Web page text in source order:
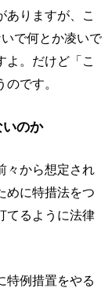
ありますが、こ
で何とか凌いで
よ。だけど「こ
です。
いのか
々から想定され
めに特措法をつ
てるように法律
特例措置をやる